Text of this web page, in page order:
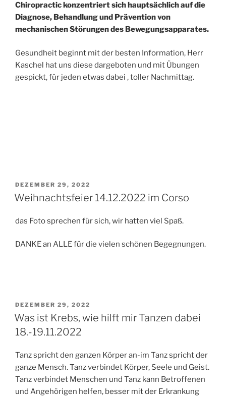
Chiropractic konzentriert sich hauptsächlich auf die
Diagnose, Behandlung und Prävention von
mechanischen Störungen des Bewegungsapparates.
Gesundheit beginnt mit der besten Information, Herr
Kaschel hat uns diese dargeboten und mit Übungen
gespickt, für jeden etwas dabei , toller Nachmittag.
VERÖFFENTLICHT
AM
DEZEMBER 29, 2022
Weihnachtsfeier 14.12.2022 im Corso
das Foto sprechen für sich, wir hatten viel Spaß.
DANKE an ALLE für die vielen schönen Begegnungen.
VERÖFFENTLICHT
AM
DEZEMBER 29, 2022
Was ist Krebs, wie hilft mir Tanzen dabei
18.-19.11.2022
Tanz spricht den ganzen Körper an-im Tanz spricht der
ganze Mensch. Tanz verbindet Körper, Seele und Geist.
Tanz verbindet Menschen und Tanz kann Betroffenen
und Angehörigen helfen, besser mit der Erkrankung